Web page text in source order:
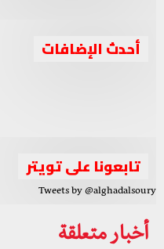
أحدث الإضافات
جبهة السلام والحرية
الكوردستاني لقوات
جبهة السلام والحرية تعقد
تابعونا على تويتر
Tweets by @alghadalsoury
أخبار متعلقة